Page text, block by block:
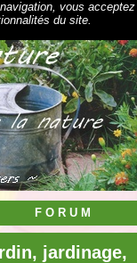
vous acceptez
du site.
F O R U M
jardinage,